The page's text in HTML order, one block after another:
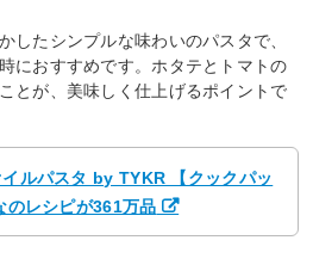
したシンプルな味わいのパスタで、
におすすめです。ホタテとトマトの
とが、美味しく仕上げるポイントで
ルパスタ by TYKR 【クックパッ
のレシピが361万品